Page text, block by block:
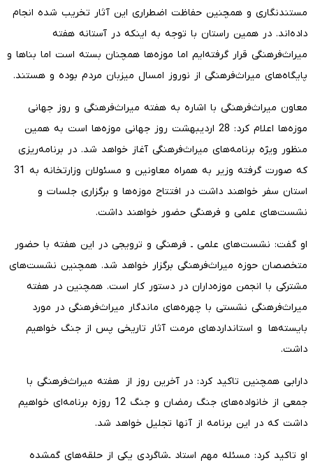
مستندنگاری و همچنین حفاظت اضطراری این آثار تخریب شده انجام
داده‌اند. در همین راستان با توجه به اینکه در آستانه هفته
میراث‌فرهنگی قرار گرفته‌ایم اما موزه‌ها همچنان بسته است اما بناها و
پایگاه‌های میراث‌فرهنگی از نوروز امسال میزبان مردم‌ بوده‌ و هستند.
معاون میراث‌فرهنگی با اشاره به هفته میراث‌فرهنگی و روز جهانی
موزه‌ها اعلام کرد: 28 اردیبهشت روز جهانی موزه‌ها است به همین
منظور ویژه برنامه‌های میراث‌فرهنگی آغاز خواهد شد. در برنامه‌ریزی
که صورت گرفته وزیر به‌ همراه معاونین و مسئولان وزارتخانه به 31
استان سفر خواهند داشت در افتتاح موزه‌ها و برگزاری جلسات و
نشست‌های علمی و فرهنگی حضور خواهند داشت.
او گفت: نشست‌های علمی ـ فرهنگی و ترویجی در این هفته با حضور
متخصصان حوزه میراث‌فرهنگی برگزار خواهد شد. همچنین نشست‌های
مشترکی با انجمن‌ موزه‌داران در دستور کار است. همچنین در هفته
میراث‌فرهنگی نشستی با چهره‌های ماندگار میراث‌فرهنگی در مورد
بایسته‌ها و استانداردهای مرمت آثار تاریخی پس از جنگ خواهیم
داشت.
دارابی همچنین تاکید کرد: در آخرین روز از هفته میراث‌فرهنگی با
جمعی از خانواده‌های جنگ رمضان و جنگ 12 روزه برنامه‌ای خواهیم
داشت که در این برنامه از آنها تجلیل خواهد شد.
او تاکید کرد: مسئله مهم استاد ـ‌شاگردی یکی از حلقه‌های گمشده